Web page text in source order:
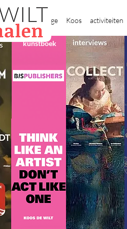
New Page Koos activiteiten
kunstboek